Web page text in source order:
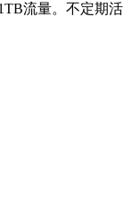
流量。不定期活